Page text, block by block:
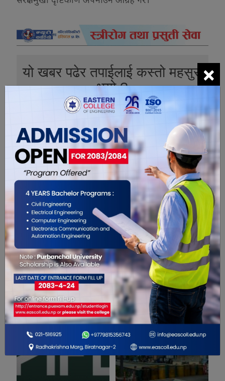
यो खबर पढेर तपाईलाई कस्तो महसुस
भयो ?
0 0 0 0
सम्बंधित खबरहरु
×